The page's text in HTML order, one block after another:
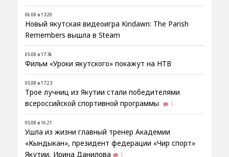
06.08 в 13:20
Новый якутская видеоигра Kindawn: The Parish
Remembers вышла в Steam
05.08 в 17:36
Фильм «Уроки якутского» покажут на НТВ
05.08 в 17:23
Трое лучниц из Якутии стали победителями
всероссийской спортивной программы
1
05.08 в 16:21
Ушла из жизни главный тренер Академии
«Кындыкан», президент федерации «Чир спорт»
Якутии, Ирина Данилова
1